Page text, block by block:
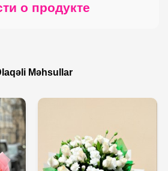
о продукте
Məhsullar